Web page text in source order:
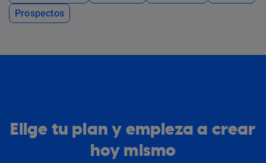
Prospectos
Elige tu plan y empieza a crear
hoy mismo